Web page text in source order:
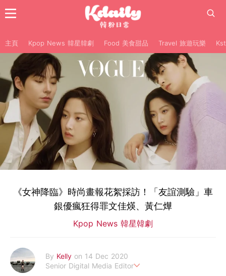
主頁 Kpop News 韓星韓劇 Food 美食甜品 Travel 旅遊玩樂
《女神降臨》時尚畫報花絮採訪！「友誼測驗」車
銀優瘋狂得罪文佳煐、黃仁燁
Kpop News 韓星韓劇
By Kelly on 14 Dec 2020
Senior Digital Media Editor